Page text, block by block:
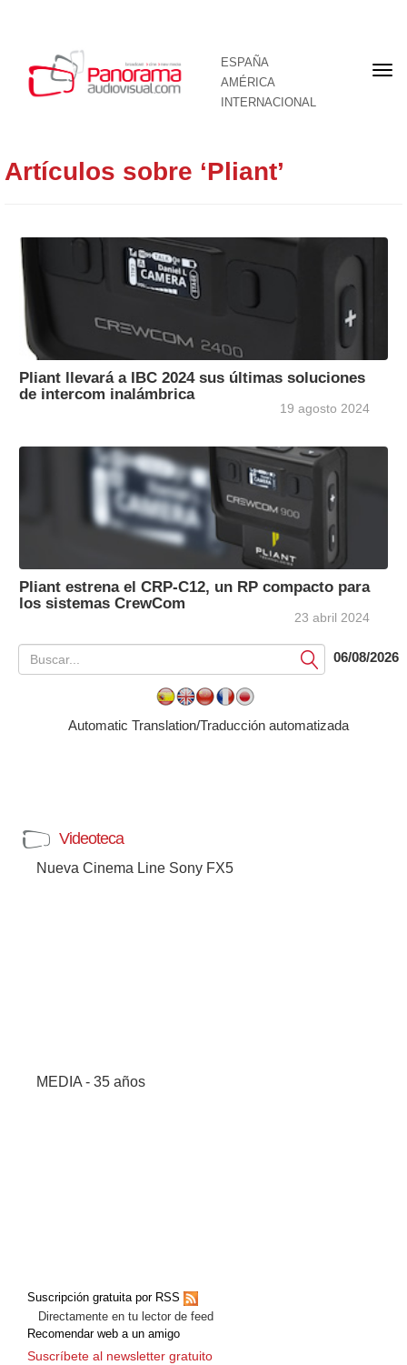
ESPAÑA
AMÉRICA
INTERNACIONAL
Artículos sobre ‘Pliant’
Pliant llevará a IBC 2024 sus últimas soluciones
de intercom inalámbrica
19 agosto 2024
Pliant estrena el CRP-C12, un RP compacto para
los sistemas CrewCom
23 abril 2024
Submit06/08/2026
Automatic Translation/Traducción automatizada
Videoteca
Nueva Cinema Line Sony FX5
MEDIA - 35 años
Suscripción gratuita por RSS
Directamente en tu lector de feed
Recomendar web a un amigo
Suscríbete al newsletter gratuito